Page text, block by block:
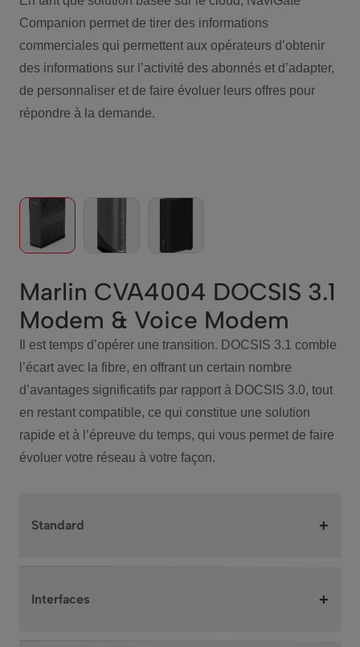
Companion permet de tirer des informations
commerciales qui permettent aux opérateurs d’obtenir
des informations sur l’activité des abonnés et d’adapter,
de personnaliser et de faire évoluer leurs offres pour
répondre à la demande.
Marlin CVA4004 DOCSIS 3.1
Modem & Voice Modem
Il est temps d’opérer une transition. DOCSIS 3.1 comble
l’écart avec la fibre, en offrant un certain nombre
d’avantages significatifs par rapport à DOCSIS 3.0, tout
en restant compatible, ce qui constitue une solution
rapide et à l’épreuve du temps, qui vous permet de faire
évoluer votre réseau à votre façon.
Standard +
Interfaces +